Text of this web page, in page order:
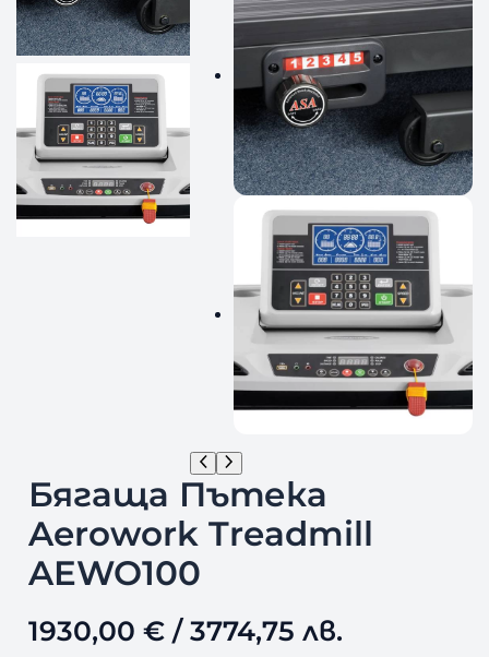
Бягаща Пътека
Aerowork Treadmill
AEWO100
1930,00 €/ 3774,75 лв.